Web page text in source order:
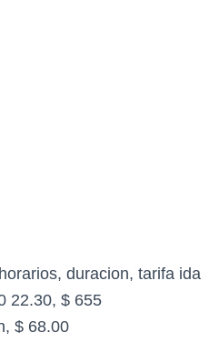
duracion, tarifa ida
22.30, $ 655
$ 68.00